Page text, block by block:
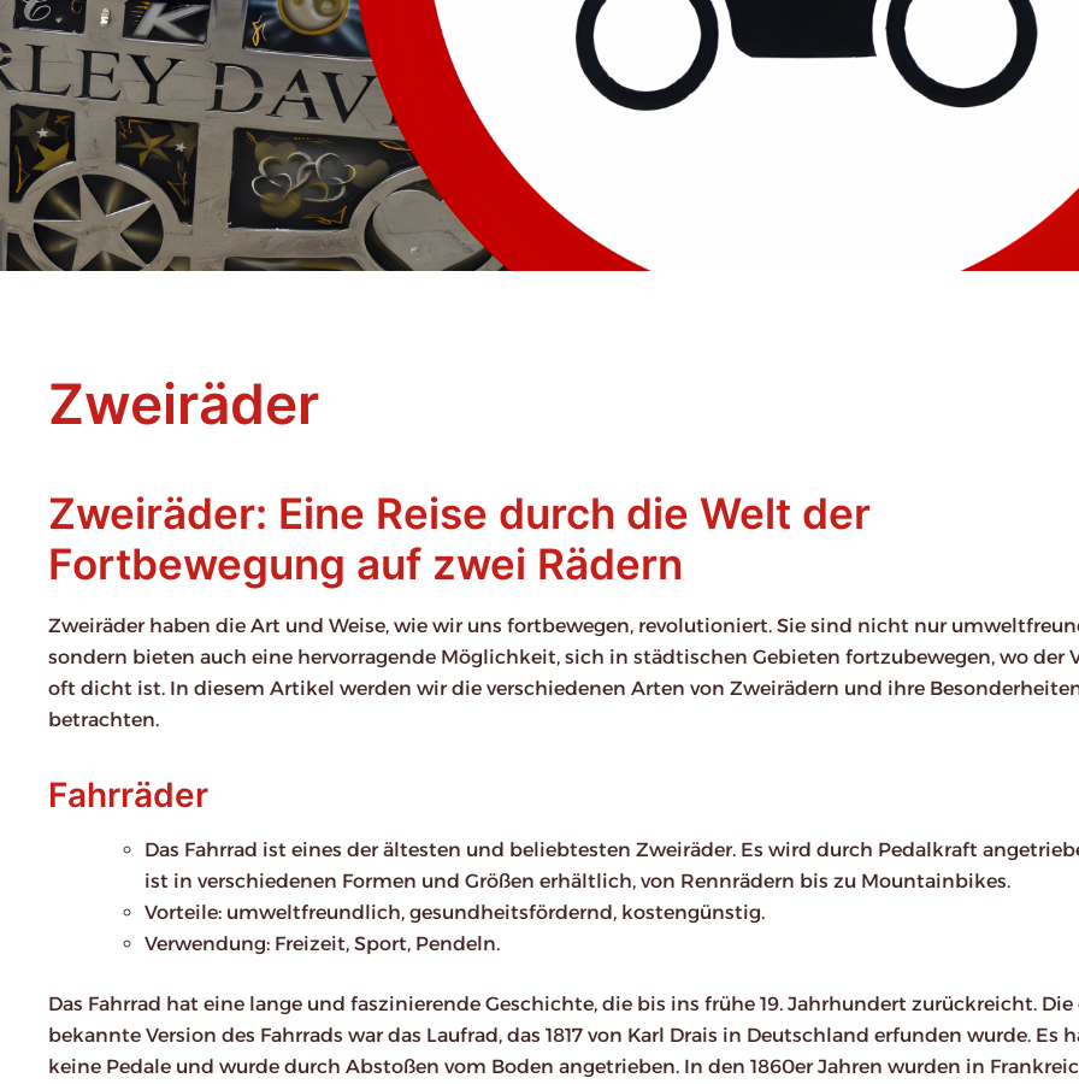
Zweiräder
Zweiräder: Eine Reise durch die Welt der
Fortbewegung auf zwei Rädern
Zweiräder haben die Art und Weise, wie wir uns fortbewegen, revolutioniert. Sie sind nicht nur
sondern bieten auch eine hervorragende Möglichkeit, sich in städtischen Gebieten fortzubewegen, wo der
oft dicht ist. In diesem Artikel werden wir die verschiedenen Arten von Zweirädern und ihre
betrachten.
Fahrräder
Das Fahrrad ist eines der ältesten und beliebtesten Zweiräder. Es wird durch Pedalkraft
ist in verschiedenen Formen und Größen erhältlich, von Rennrädern bis zu Mountainbikes.
Vorteile: umweltfreundlich, gesundheitsfördernd, kostengünstig.
Verwendung: Freizeit, Sport, Pendeln.
Das Fahrrad hat eine lange und faszinierende Geschichte, die bis ins frühe 19. Jahrhundert zurückreicht. Die
bekannte Version des Fahrrads war das Laufrad, das 1817 von Karl Drais in Deutschland erfunden wurde. Es
keine Pedale und wurde durch Abstoßen vom Boden angetrieben. In den 1860er Jahren wurden in